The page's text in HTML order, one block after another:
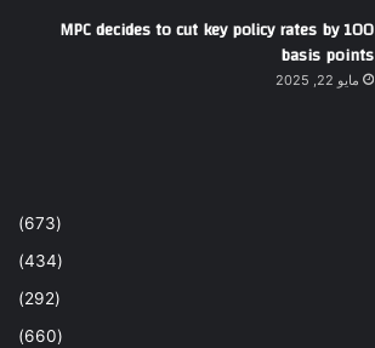
MPC decides to cut key policy rates by 100
basis points
مايو 22, 2025
(673)
(434)
(292)
(660)